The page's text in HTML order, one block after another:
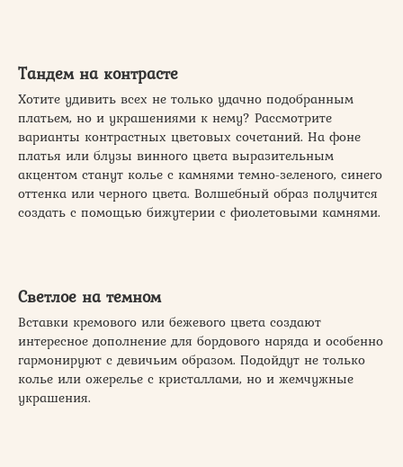
Тандем на контрасте
Хотите удивить всех не только удачно подобранным
платьем, но и украшениями к нему? Рассмотрите
варианты контрастных цветовых сочетаний. На фоне
платья или блузы винного цвета выразительным
акцентом станут колье с камнями темно-зеленого, синего
оттенка или черного цвета. Волшебный образ получится
создать с помощью бижутерии с фиолетовыми камнями.
Светлое на темном
Вставки кремового или бежевого цвета создают
интересное дополнение для бордового наряда и особенно
гармонируют с девичьим образом. Подойдут не только
колье или ожерелье с кристаллами, но и жемчужные
украшения.